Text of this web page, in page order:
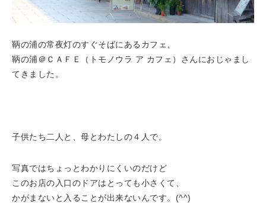
鞆の浦の常夜灯のすぐそばにあるカフェ、
鞆の浦＠ＣＡＦＥ（トモノウラ ア カフェ）さんにおじゃまし
てきました。
子供たち二人と、母とわたしの４人で。
写真ではちょっとわかりにくいのだけど
このお店の入口のドアはとっても小さくて、
かがまないと入ることが出来ないんです。(^^)